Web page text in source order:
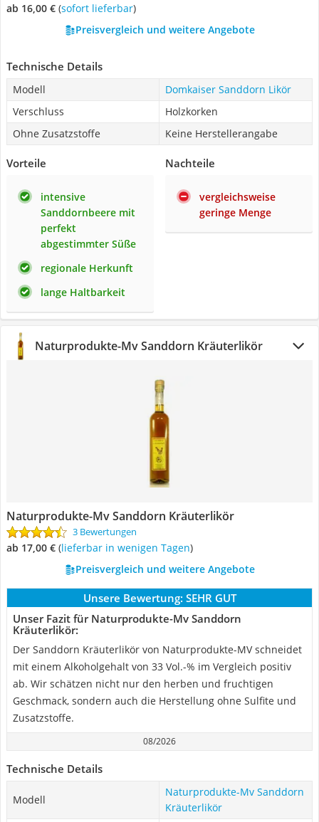
ab 16,00 € ( Sofort lieferbar)
Preisvergleich und weitere Angebote
Technische Details
Modell
Domkaiser Sanddorn Likör
Verschluss
Holzkorken
Ohne Zusatzstoffe
Keine Herstellerangabe
Vorteile
intensive
Sanddornbeere mit
perfekt
abgestimmter Süße
regionale Herkunft
lange Haltbarkeit
Nachteile
vergleichsweise
geringe Menge
Naturprodukte-Mv Sanddorn Kräuterlikör
Naturprodukte-Mv Sanddorn Kräuterlikör
3 Bewertungen
ab 17,00 € ( Lieferbar in wenigen Tagen)
Preisvergleich und weitere Angebote
Unsere Bewertung: SEHR GUT
Unser Fazit für Naturprodukte-Mv Sanddorn
Kräuterlikör:
Der Sanddorn Kräuterlikör von Naturprodukte-MV schneidet
mit einem Alkoholgehalt von 33 Vol.-% im Vergleich positiv
ab. Wir schätzen nicht nur den herben und fruchtigen
Geschmack, sondern auch die Herstellung ohne Sulfite und
Zusatzstoffe.
08/2026
Technische Details
Modell
Naturprodukte-Mv Sanddorn
Kräuterlikör